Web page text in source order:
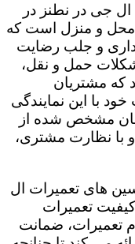
جی در نطنز در
محل و منزل است که
و جلب رضایت
حمل و نقل،
که مشتریان
با این نمایندگی
مشخص شده از
نظارت مشتری،
های تعمیرات ال
تعمیرات
تعمیرات، ضمانت